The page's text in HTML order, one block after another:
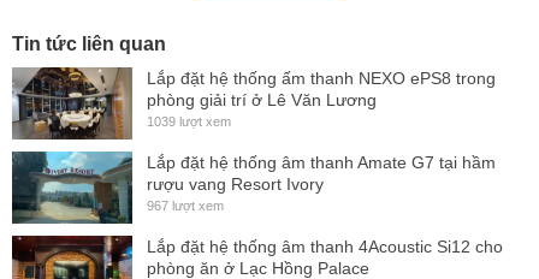
Tin tức liên quan
Lắp đặt hệ thống ấm thanh NEXO ePS8 trong
phòng giải trí ở Lê Văn Lương
1039 lượt xem
Lắp đặt hệ thống âm thanh Amate G7 tại hầm
rượu vang Resort Ivory
967 lượt xem
Lắp đặt hệ thống âm thanh 4Acoustic Si12 cho
phòng ăn ở Lạc Hồng Palace